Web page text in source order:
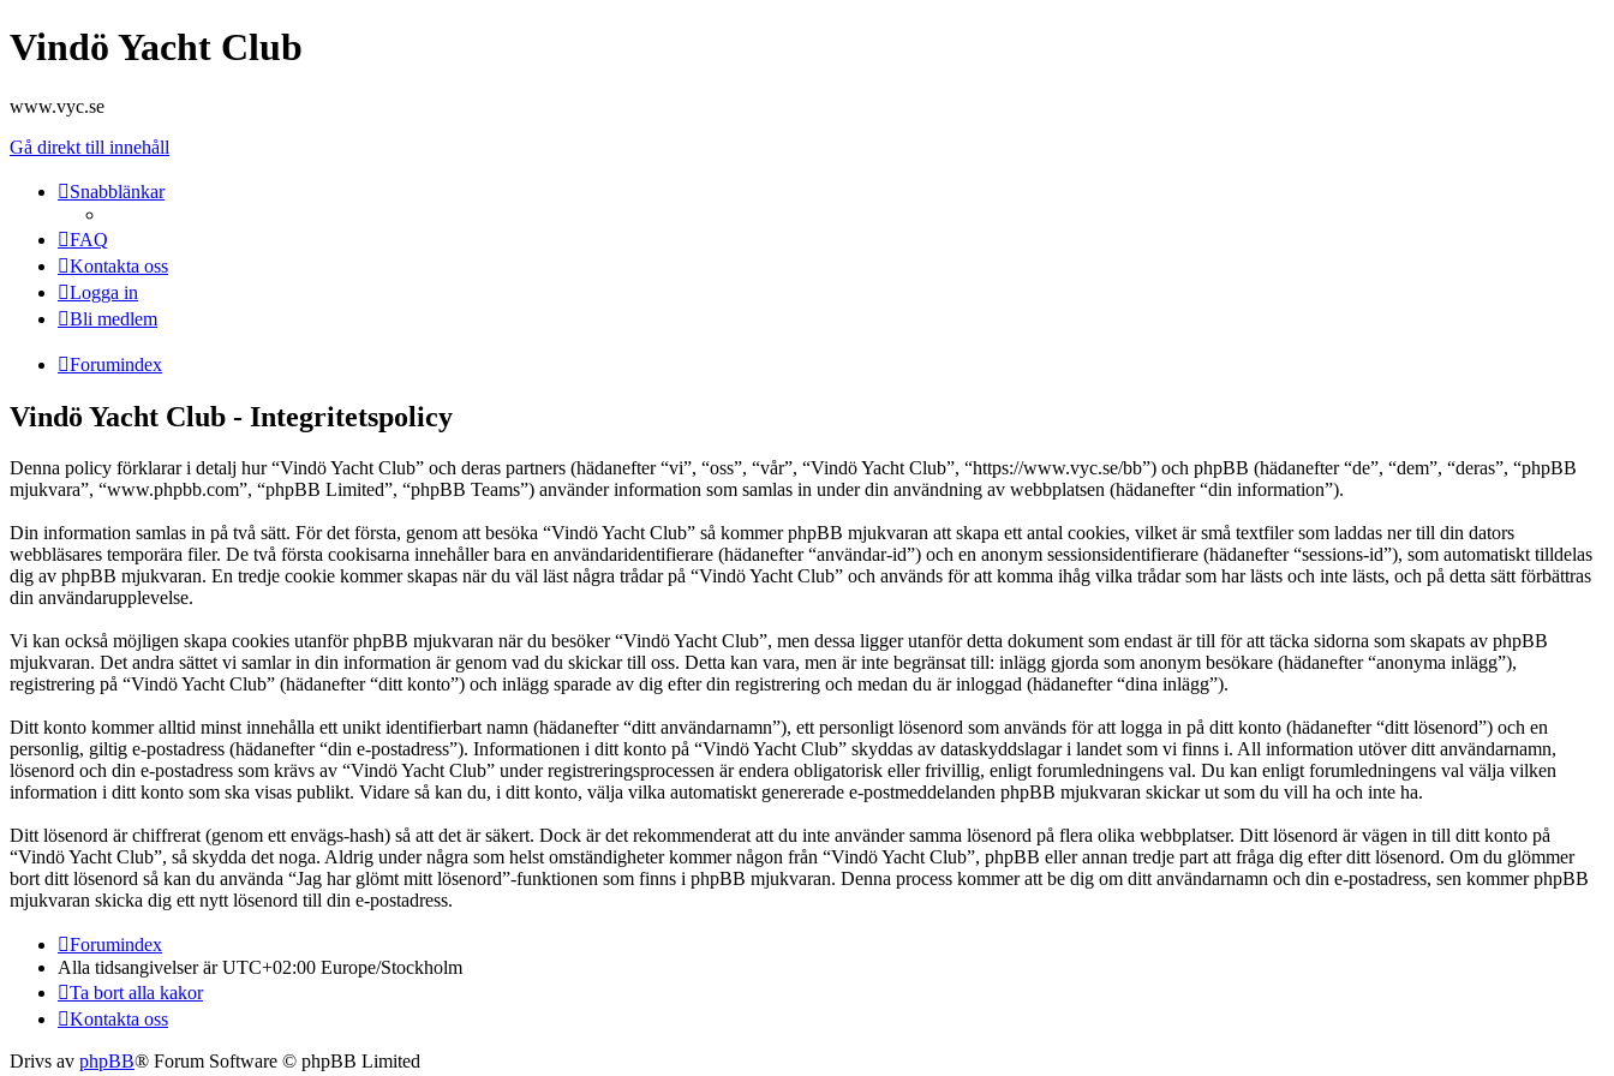
Vindö Yacht Club
www.vyc.se
Gå direkt till innehåll
Snabblänkar
FAQ
Kontakta oss
Logga in
Bli medlem
Forumindex
Vindö Yacht Club - Integritetspolicy
Denna policy förklarar i detalj hur “Vindö Yacht Club” och deras partners (hädanefter “vi”, “oss”, “vår”, “Vindö Yacht Club”, “https://www.vyc.se/bb”) och phpBB (hädanefter “de”, “dem”, “deras”, “phpBB
mjukvara”, “www.phpbb.com”, “phpBB Limited”, “phpBB Teams”) använder information som samlas in under din användning av webbplatsen (hädanefter “din information”).
Din information samlas in på två sätt. För det första, genom att besöka “Vindö Yacht Club” så kommer phpBB mjukvaran att skapa ett antal cookies, vilket är små textfiler som laddas ner till din dators
webbläsares temporära filer. De två första cookisarna innehåller bara en användaridentifierare (hädanefter “användar-id”) och en anonym sessionsidentifierare (hädanefter “sessions-id”), som automatiskt tilldelas
dig av phpBB mjukvaran. En tredje cookie kommer skapas när du väl läst några trådar på “Vindö Yacht Club” och används för att komma ihåg vilka trådar som har lästs och inte lästs, och på detta sätt förbättras
din användarupplevelse.
Vi kan också möjligen skapa cookies utanför phpBB mjukvaran när du besöker “Vindö Yacht Club”, men dessa ligger utanför detta dokument som endast är till för att täcka sidorna som skapats av phpBB
mjukvaran. Det andra sättet vi samlar in din information är genom vad du skickar till oss. Detta kan vara, men är inte begränsat till: inlägg gjorda som anonym besökare (hädanefter “anonyma inlägg”),
registrering på “Vindö Yacht Club” (hädanefter “ditt konto”) och inlägg sparade av dig efter din registrering och medan du är inloggad (hädanefter “dina inlägg”).
Ditt konto kommer alltid minst innehålla ett unikt identifierbart namn (hädanefter “ditt användarnamn”), ett personligt lösenord som används för att logga in på ditt konto (hädanefter “ditt lösenord”) och en
personlig, giltig e-postadress (hädanefter “din e-postadress”). Informationen i ditt konto på “Vindö Yacht Club” skyddas av dataskyddslagar i landet som vi finns i. All information utöver ditt användarnamn,
lösenord och din e-postadress som krävs av “Vindö Yacht Club” under registreringsprocessen är endera obligatorisk eller frivillig, enligt forumledningens val. Du kan enligt forumledningens val välja vilken
information i ditt konto som ska visas publikt. Vidare så kan du, i ditt konto, välja vilka automatiskt genererade e-postmeddelanden phpBB mjukvaran skickar ut som du vill ha och inte ha.
Ditt lösenord är chiffrerat (genom ett envägs-hash) så att det är säkert. Dock är det rekommenderat att du inte använder samma lösenord på flera olika webbplatser. Ditt lösenord är vägen in till ditt konto på
“Vindö Yacht Club”, så skydda det noga. Aldrig under några som helst omständigheter kommer någon från “Vindö Yacht Club”, phpBB eller annan tredje part att fråga dig efter ditt lösenord. Om du glömmer
bort ditt lösenord så kan du använda “Jag har glömt mitt lösenord”-funktionen som finns i phpBB mjukvaran. Denna process kommer att be dig om ditt användarnamn och din e-postadress, sen kommer phpBB
mjukvaran skicka dig ett nytt lösenord till din e-postadress.
Forumindex
Alla tidsangivelser är UTC+02:00 Europe/Stockholm
Ta bort alla kakor
Kontakta oss
Drivs av phpBB® Forum Software © phpBB Limited